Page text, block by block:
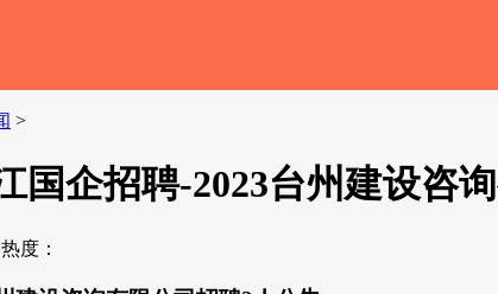
>
国企招聘-2023台州建设咨
热度：